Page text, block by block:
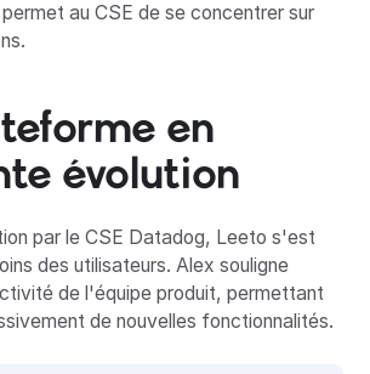
au CSE de se concentrer sur
en
évolution
par le CSE Datadog, Leeto s'est
des utilisateurs. Alex souligne
de l'équipe produit, permettant
de nouvelles fonctionnalités.